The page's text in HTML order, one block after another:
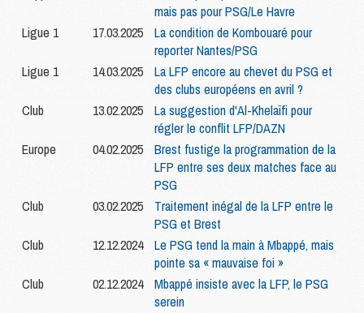
mais pas pour PSG/Le Havre
Ligue 1
17.03.2025
La condition de Kombouaré pour
reporter Nantes/PSG
Ligue 1
14.03.2025
La LFP encore au chevet du PSG et
des clubs européens en avril ?
Club
13.02.2025
La suggestion d'Al-Khelaïfi pour
régler le conflit LFP/DAZN
Europe
04.02.2025
Brest fustige la programmation de la
LFP entre ses deux matches face au
PSG
Club
03.02.2025
Traitement inégal de la LFP entre le
PSG et Brest
Club
12.12.2024
Le PSG tend la main à Mbappé, mais
pointe sa « mauvaise foi »
Club
02.12.2024
Mbappé insiste avec la LFP, le PSG
serein